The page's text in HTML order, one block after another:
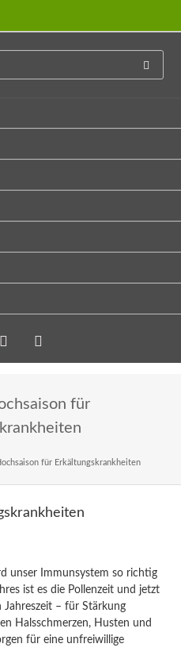
Newsletterfür
für Erkältungskrankheiten
unser Immunsystem so richtig
ist es die Pollenzeit und jetzt
– für Stärkung
Halsschmerzen, Husten und
für eine unfreiwillige